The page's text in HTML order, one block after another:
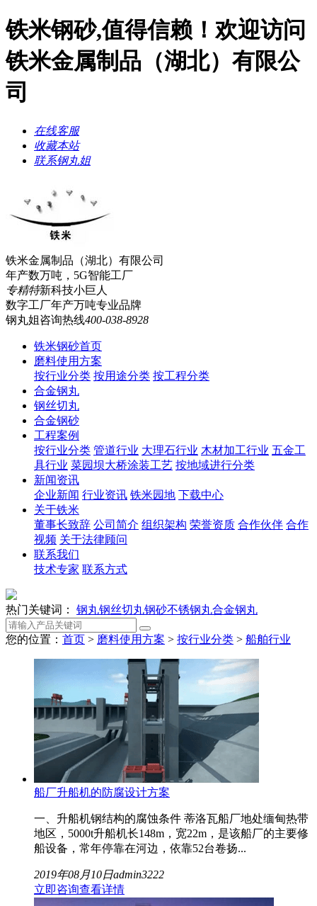
铁米钢砂,值得信赖！欢迎访问
铁米金属制品（湖北）有限公
司
在线客服
收藏本站
联系钢丸姐
铁米金属制品（湖北）有限公司
年产数万吨，5G智能工厂
专精特新科技小巨人
数字工厂年产万吨专业品牌
钢丸姐咨询热线400-038-8928
铁米钢砂首页
磨料使用方案
按行业分类 按用途分类 按工程分类
合金钢丸
钢丝切丸
合金钢砂
工程案例
按行业分类 管道行业 大理石行业 木材加工行业 五金工
具行业 菜园坝大桥涂装工艺 按地域进行分类
新闻资讯
企业新闻 行业资讯 铁米园地 下载中心
关于铁米
董事长致辞 公司简介 组织架构 荣誉资质 合作伙伴 合作
视频 关于法律顾问
联系我们
技术专家 联系方式
热门关键词： 钢丸钢丝切丸钢砂不锈钢丸合金钢丸
您的位置： 首页 > 磨料使用方案 > 按行业分类 > 船舶行业
船厂升船机的防腐设计方案
一、升船机钢结构的腐蚀条件 蒂洛瓦船厂地处缅甸热带
地区，5000t升船机长148m，宽22m，是该船厂的主要修
船设备，常年停靠在河边，依靠52台卷扬...
2019年08月10日admin3222
立即咨询查看详情